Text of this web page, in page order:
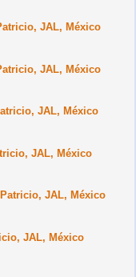
JAL, México
JAL, México
JAL, México
JAL, México
JAL, México
JAL, México